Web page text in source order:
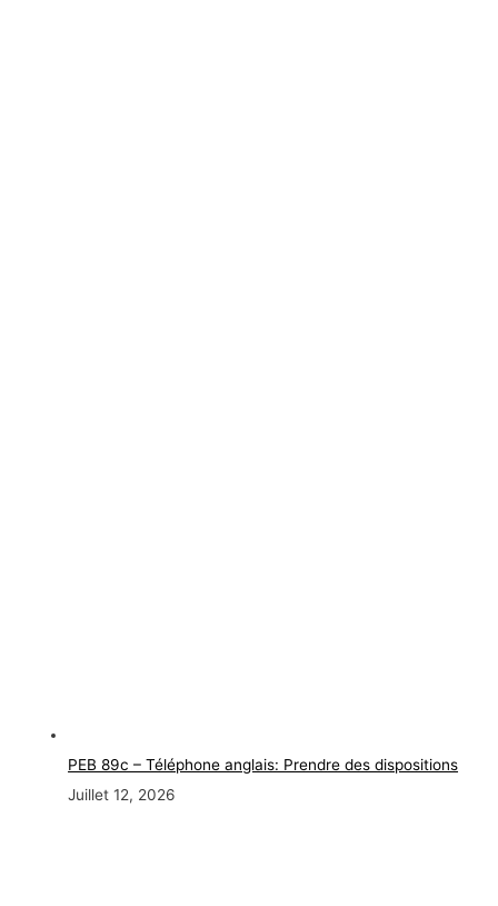
PEB 89c – Téléphone anglais: Prendre des dispositions
Juillet 12, 2026